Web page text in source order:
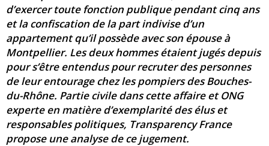
d’exercer toute fonction publique pendant cinq ans
et la confiscation de la part indivise d’un
appartement qu’il possède avec son épouse à
Montpellier. Les deux hommes étaient jugés depuis
pour s’être entendus pour recruter des personnes
de leur entourage chez les pompiers des Bouches-
du-Rhône. Partie civile dans cette affaire et ONG
experte en matière d’exemplarité des élus et
responsables politiques, Transparency France
propose une analyse de ce jugement.